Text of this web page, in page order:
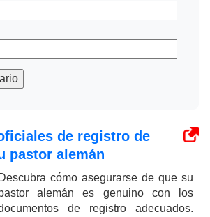
de registro de
pastor alemán
Descubra cómo asegurarse de que su
alemán es genuino con los
de registro adecuados.